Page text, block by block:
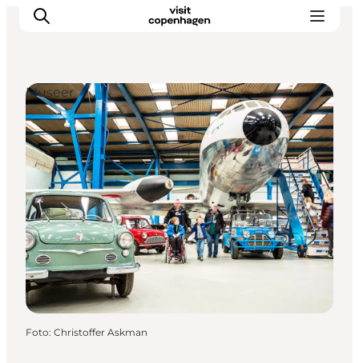
This is Copenhagen
Aktiviteter
Spis & drik
Områder
Planlæg din tur
CopenPay
Copenhagen Card
Museer
Foto: Christoffer Askman